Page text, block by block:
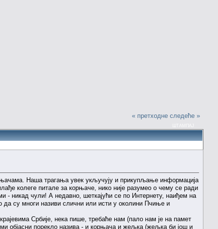
« претходне следеће »
Наша трагања увек укључују и прикупљање информација
колеге питале за корњаче, нико није разумео о чему се ради
- никад чули! А недавно, шеткајући се по Интернету, наиђем на
да су многи називи слични или исти у околини Пчиње и
Србије, нека пише, требаће нам (пало нам је на памет
објасни порекло назива - и корњача и жељка (жељка би још и